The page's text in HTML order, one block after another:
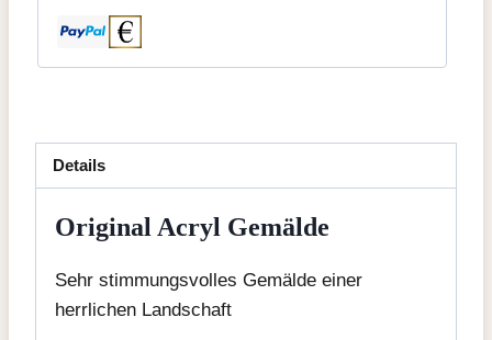
Details
Original Acryl Gemälde
Sehr stimmungsvolles Gemälde einer
herrlichen Landschaft